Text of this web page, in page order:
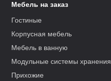
Мебель на заказ
Гостиные
Корпусная мебель
Мебель в ванную
Модульные системы хранения
Прихожие